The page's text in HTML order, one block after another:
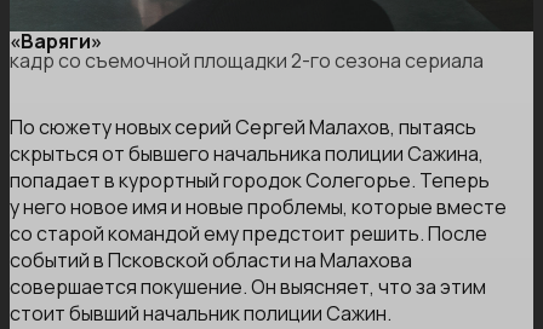
«Варяги»
кадр со съемочной площадки 2-го сезона сериала
По сюжету новых серий Сергей Малахов, пытаясь
скрыться от бывшего начальника полиции Сажина,
попадает в курортный городок Солегорье. Теперь
у него новое имя и новые проблемы, которые вместе
со старой командой ему предстоит решить. После
событий в Псковской области на Малахова
совершается покушение. Он выясняет, что за этим
стоит бывший начальник полиции Сажин.